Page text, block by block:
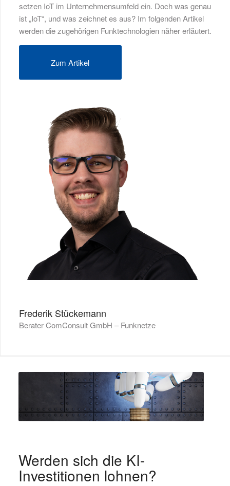
setzen IoT im Unternehmensumfeld ein. Doch was genau
ist „IoT“, und was zeichnet es aus? Im folgenden Artikel
werden die zugehörigen Funktechnologien näher erläutert.
Zum Artikel
Frederik Stückemann
Berater ComConsult GmbH – Funknetze
Werden sich die KI-
Investitionen lohnen?